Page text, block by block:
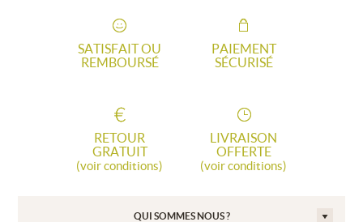
SATISFAIT OU
REMBOURSÉ
PAIEMENT
SÉCURISÉ
RETOUR
GRATUIT
(voir conditions)
LIVRAISON
OFFERTE
(voir conditions)
QUI SOMMES NOUS ?